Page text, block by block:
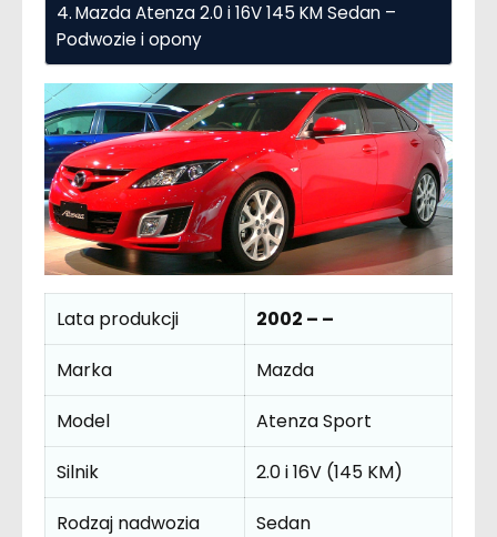
Mazda Atenza 2.0 i 16V 145 KM Sedan –
Podwozie i opony
Lata produkcji
2002 – –
Marka
Mazda
Model
Atenza Sport
Silnik
2.0 i 16V (145 KM)
Rodzaj nadwozia
Sedan